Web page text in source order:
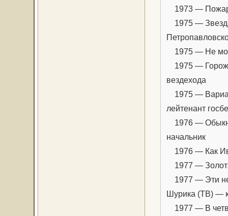
1973 — Пожар
1975 —
1975 — Не
1975 —
вездехода
1975 —
лейтенант
1976 —
начальник
1976 — Как
1977 —
1977 — Эти
Шурика (ТВ) —
1977 — В